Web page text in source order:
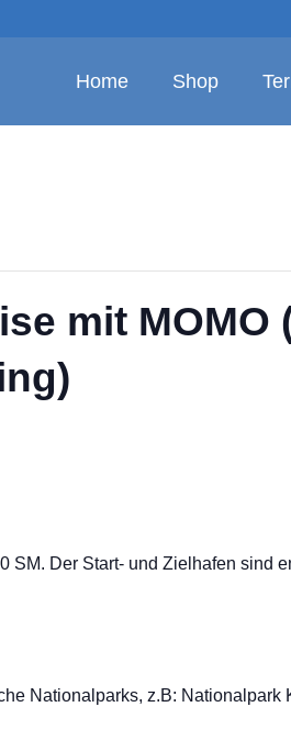
Home Shop
mit MOMO
Der Start- und Zielhafen sind
Nationalparks, z.B: